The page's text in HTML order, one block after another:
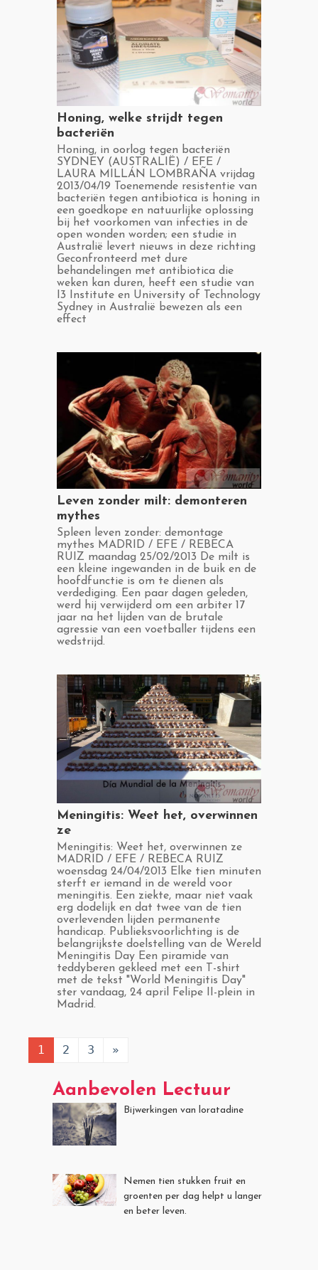
​Honing, welke strijdt tegen
bacteriën
​Honing, in oorlog tegen bacteriën
SYDNEY (AUSTRALIË) / EFE /
LAURA MILLÁN LOMBRAÑA vrijdag
2013/04/19 Toenemende resistentie van
bacteriën tegen antibiotica is honing in
een goedkope en natuurlijke oplossing
bij het voorkomen van infecties in de
open wonden worden; een studie in
Australië levert nieuws in deze richting
Geconfronteerd met dure
behandelingen met antibiotica die
weken kan duren, heeft een studie van
I3 Institute en University of Technology
Sydney in Australië bewezen als een
effect
​Leven zonder milt: demonteren
mythes
​Spleen leven zonder: demontage
mythes MADRID / EFE / REBECA
RUIZ maandag 25/02/2013 De milt is
een kleine ingewanden in de buik en de
hoofdfunctie is om te dienen als
verdediging. Een paar dagen geleden,
werd hij verwijderd om een ​​arbiter 17
jaar na het lijden van de brutale
agressie van een voetballer tijdens een
wedstrijd.
​Meningitis: Weet het, overwinnen
ze
​Meningitis: Weet het, overwinnen ze
MADRID / EFE / REBECA RUIZ
woensdag 24/04/2013 Elke tien minuten
sterft er iemand in de wereld voor
meningitis. Een ziekte, maar niet vaak
erg dodelijk en dat twee van de tien
overlevenden lijden permanente
handicap. Publieksvoorlichting is de
belangrijkste doelstelling van de Wereld
Meningitis Day Een piramide van
teddyberen gekleed met een T-shirt
met de tekst "World Meningitis Day"
ster vandaag, 24 april Felipe II-plein in
Madrid.
1 2 3 »
Aanbevolen Lectuur
Bijwerkingen van loratadine
Nemen tien stukken fruit en
groenten per dag helpt u langer
en beter leven.